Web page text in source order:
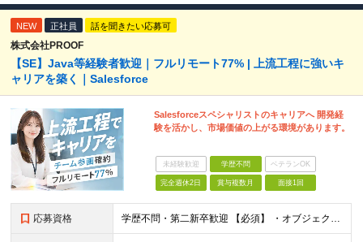
NEW 正社員 話を聞きたい応募可
株式会社PROOF
【SE】Java等経験者歓迎｜フルリモート77% | 上流工程に強いキ
ャリアを築く｜Salesforce
Salesforceスペシャリストのキャリアへ 開発経
験を活かし、市場価値の上がる環境があります。
未経験歓迎 学歴不問 ベテランOK
完全週休2日 賞与複数月 面接1回
応募資格 学歴不問・第二新卒歓迎 【必須】 ・オブジェクト指向言語での開発経験 └ Java / Python / Swift / Kotlin / JavaScript / TypeScript / PH